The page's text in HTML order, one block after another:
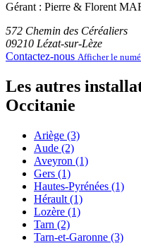
Gérant : Pierre & Florent
572 Chemin des Céréaliers
09210 Lézat-sur-Lèze
Contactez-nous Afficher le
Les autres
Occitanie
Ariège (3)
Aude (2)
Aveyron (1)
Gers (1)
Hautes-Pyrénées (1)
Hérault (1)
Lozère (1)
Tarn (2)
Tarn-et-Garonne (3)